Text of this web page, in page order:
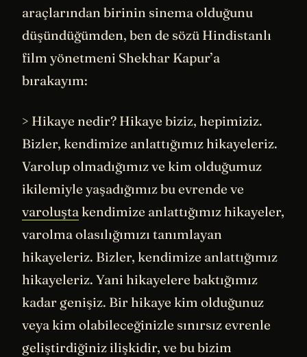
araçlarından birinin sinema olduğunu
düşündüğümden, ben de sözü Hindistanlı
film yönetmeni Shekhar Kapur’a
bırakayım:
> Hikaye nedir? Hikaye biziz, hepimiziz.
Bizler, kendimize anlattığımız hikayeleriz.
Varolup olmadığımız ve kim olduğumuz
ikilemiyle yaşadığımız bu evrende ve
varoluşta kendimize anlattığımız hikayeler,
varolma olasılığımızı tanımlayan
hikayeleriz. Bizler, kendimize anlattığımız
hikayeleriz. Yani hikayelere baktığımız
kadar genişiz. Bir hikaye kim olduğunuz
veya kim olabileceğinizle sınırsız evrenle
geliştirdiğiniz ilişkidir, ve bu bizim